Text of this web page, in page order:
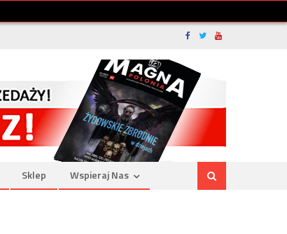
Sklep Wspieraj Nas